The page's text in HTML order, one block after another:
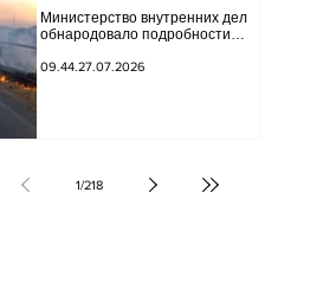
Министерство внутренних дел
обнародовало подробности
09.44.27.07.2026
1/218